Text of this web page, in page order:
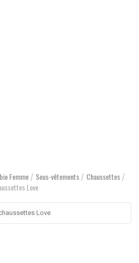
Femme Sous-vêtements
Chaussettes
Love